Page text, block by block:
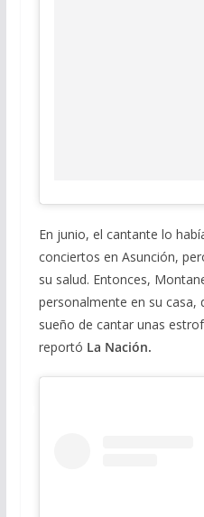
En junio, el cantante lo
conciertos en Asunción,
su salud. Entonces,
personalmente en su casa,
sueño de cantar unas
reportó La Nación.